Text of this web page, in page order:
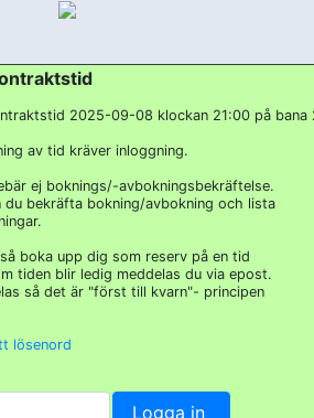
2025-09-08 klockan 21:00 på bana
av tid kräver inloggning.
ej boknings/-avbokningsbekräftelse.
du bekräfta bokning/avbokning och lista
boka upp dig som reserv på en tid
tiden blir ledig meddelas du via epost.
så det är "först till kvarn"- principen
lösenord